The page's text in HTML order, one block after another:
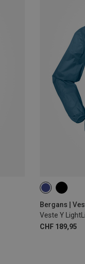
Bergans |
Veste Y
CHF 189,95
S L